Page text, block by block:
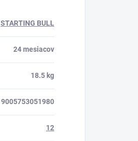
STARTING BULL
24 mesiacov
18.5 kg
9005753051980
12